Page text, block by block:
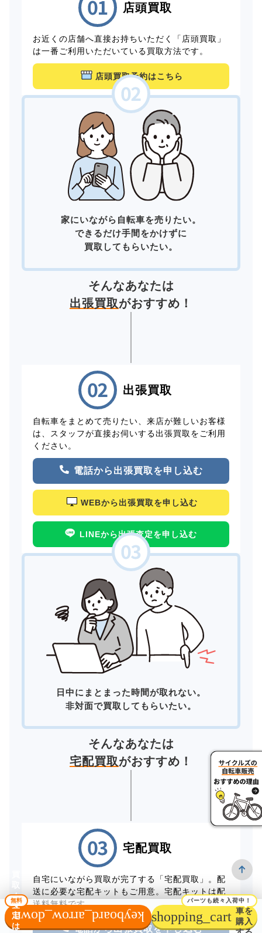
店頭買取
お近くの店舗へ直接お持ちいただく「店頭買取」
は一番ご利用いただいている買取方法です。
店頭買取予約はこちら
家にいながら自転車を売りたい。
できるだけ手間をかけずに
買取してもらいたい。
そんなあなたは
出張買取がおすすめ！
出張買取
自転車をまとめて売りたい、来店が難しいお客様
は、スタッフが直接お伺いする出張買取をご利用
ください。
電話から出張買取を申し込む
WEBから出張買取を申し込む
LINEから出張査定を申し込む
日中にまとまった時間が取れない。
非対面で買取してもらいたい。
そんなあなたは
宅配買取がおすすめ！
宅配買取
自宅にいながら買取が完了する「宅配買取」。配
送に必要な宅配キットもご用意。宅配キットは配
送料無料です。
電話から出張買取を申し込む
無料
/
査
定
は
keyboard_arrow_down shopping_cart
パーツも続々入荷中！
自転
車を
購入